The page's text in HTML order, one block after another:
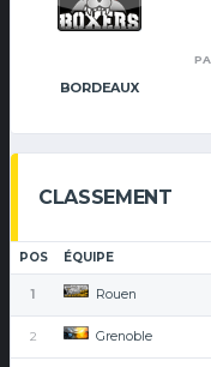
BORDEAUX
CLASSEMENT
POS ÉQUIPE
1 Rouen
2 Grenoble